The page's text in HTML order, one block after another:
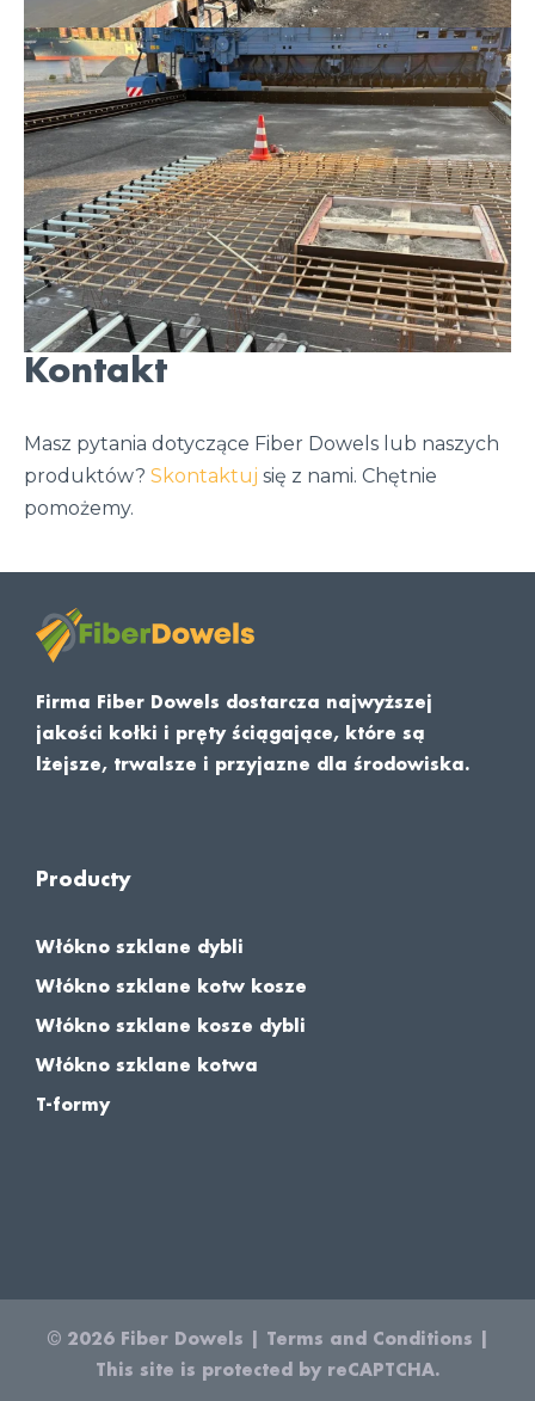
Kontakt
Masz pytania dotyczące Fiber Dowels lub naszych
produktów? Skontaktuj się z nami. Chętnie
pomożemy.
Firma Fiber Dowels dostarcza najwyższej
jakości kołki i pręty ściągające, które są
lżejsze, trwalsze i przyjazne dla środowiska.
Producty
Włókno szklane dybli
Włókno szklane kotw kosze
Włókno szklane kosze dybli
Włókno szklane kotwa
T-formy
© 2026 Fiber Dowels Terms and Conditions
This site is protected by reCAPTCHA.